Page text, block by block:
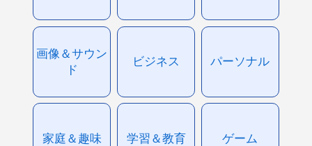
画像＆サウン
ド
ビジネス パーソナル
家庭＆趣味 学習＆教育 ゲーム